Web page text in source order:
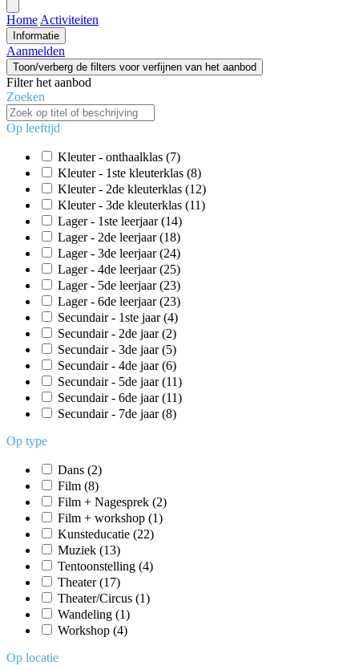
menu
Home Activiteiten
Informatie
Aanmelden
Toon/verberg de filters voor verfijnen van het aanbod
Filter het aanbod
Zoeken
Op leeftijd
Kleuter - onthaalklas (7)
Kleuter - 1ste kleuterklas (8)
Kleuter - 2de kleuterklas (12)
Kleuter - 3de kleuterklas (11)
Lager - 1ste leerjaar(14)
Lager - 2de leerjaar(18)
Lager - 3de leerjaar(24)
Lager - 4de leerjaar(25)
Lager - 5de leerjaar(23)
Lager - 6de leerjaar(23)
Secundair - 1ste jaar(4)
Secundair - 2de jaar(2)
Secundair - 3de jaar(5)
Secundair - 4de jaar(6)
Secundair - 5de jaar(11)
Secundair - 6de jaar(11)
Secundair - 7de jaar(8)
Op type
Dans (2)
Film (8)
Film + Nagesprek (2)
Film + workshop (1)
Kunsteducatie (22)
Muziek (13)
Tentoonstelling (4)
Theater(17)
Theater/Circus (1)
Wandeling (1)
Workshop (4)
Op locatie